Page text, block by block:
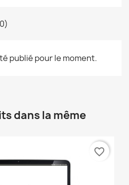
publié pour le moment.
dans la même
favorite_border